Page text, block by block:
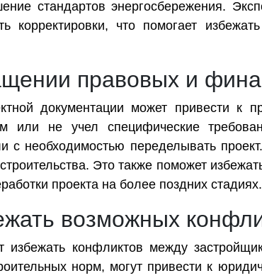
стандартов энергосбережения.
корректировки, что помогает
правовых и
документации может привести к
или не учел специфические
с необходимостью переделывать
Это также поможет
проекта на более поздних стадиях.
возможных
избежать конфликтов между
норм, могут привести к